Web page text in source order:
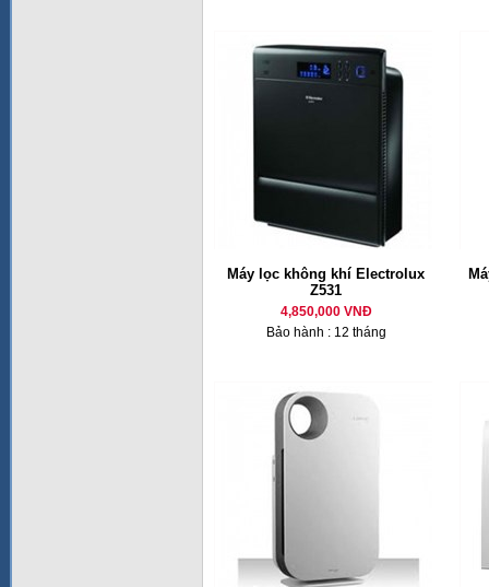
Máy lọc không khí Electrolux
Z531
4,850,000 VNĐ
Bảo hành : 12 tháng